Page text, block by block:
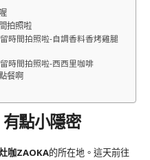
拍照啦
時間拍照啦-自調香料香烤雞腿
時間拍照啦-西西里咖啡
餐啊
點小隱密
咖ZAOKA的所在地。這天前往